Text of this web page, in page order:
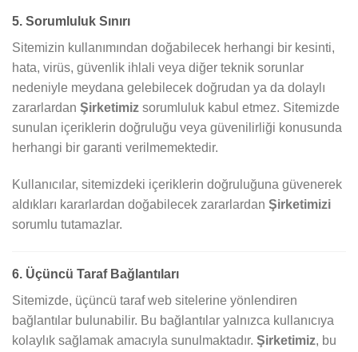
5. Sorumluluk Sınırı
Sitemizin kullanımından doğabilecek herhangi bir kesinti,
hata, virüs, güvenlik ihlali veya diğer teknik sorunlar
nedeniyle meydana gelebilecek doğrudan ya da dolaylı
zararlardan Şirketimiz sorumluluk kabul etmez. Sitemizde
sunulan içeriklerin doğruluğu veya güvenilirliği konusunda
herhangi bir garanti verilmemektedir.
Kullanıcılar, sitemizdeki içeriklerin doğruluğuna güvenerek
aldıkları kararlardan doğabilecek zararlardan Şirketimizi
sorumlu tutamazlar.
6. Üçüncü Taraf Bağlantıları
Sitemizde, üçüncü taraf web sitelerine yönlendiren
bağlantılar bulunabilir. Bu bağlantılar yalnızca kullanıcıya
kolaylık sağlamak amacıyla sunulmaktadır. Şirketimiz, bu